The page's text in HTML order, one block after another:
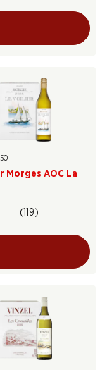
Morges AOC La
(119)